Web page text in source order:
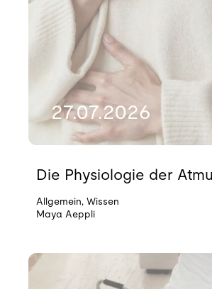
27.07.2026
Die Physiologie der
Allgemein,Wissen
Maya Aeppli